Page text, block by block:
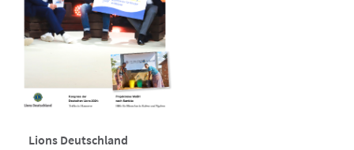
Lions Deutschland